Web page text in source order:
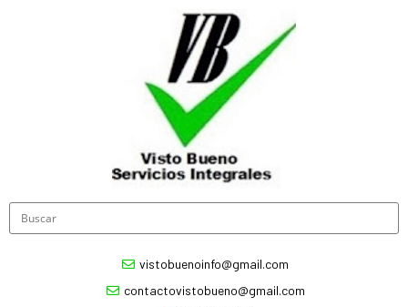
vistobuenoinfo@gmail.com
contactovistobueno@gmail.com